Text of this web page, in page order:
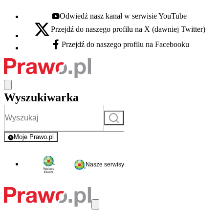
Youtube - otwiera się w nowej karcie
Odwiedź nasz kanał w serwisie YouTube
X - otwiera się w nowej karcie
Przejdź do naszego profilu na X (dawniej Twitter)
Facebook - otwiera się w nowej karcie
Przejdź do naszego profilu na Facebooku
Wyszukiwarka
Szukaj
Moje Prawo.pl
- rejestracja i logowanie do serwisu
Nasze serwisy